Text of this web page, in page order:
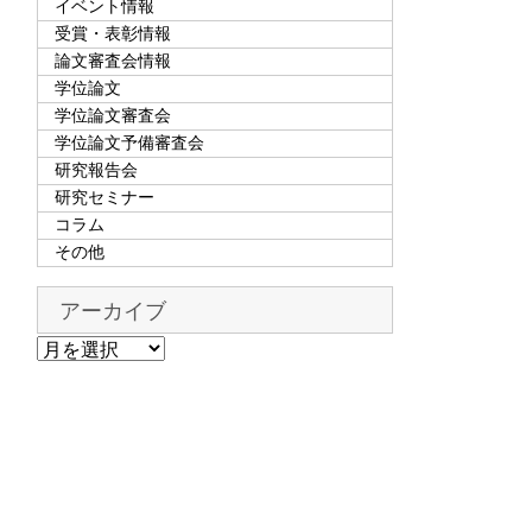
イベント情報
受賞・表彰情報
論文審査会情報
学位論文
学位論文審査会
学位論文予備審査会
研究報告会
研究セミナー
コラム
その他
アーカイブ
ア